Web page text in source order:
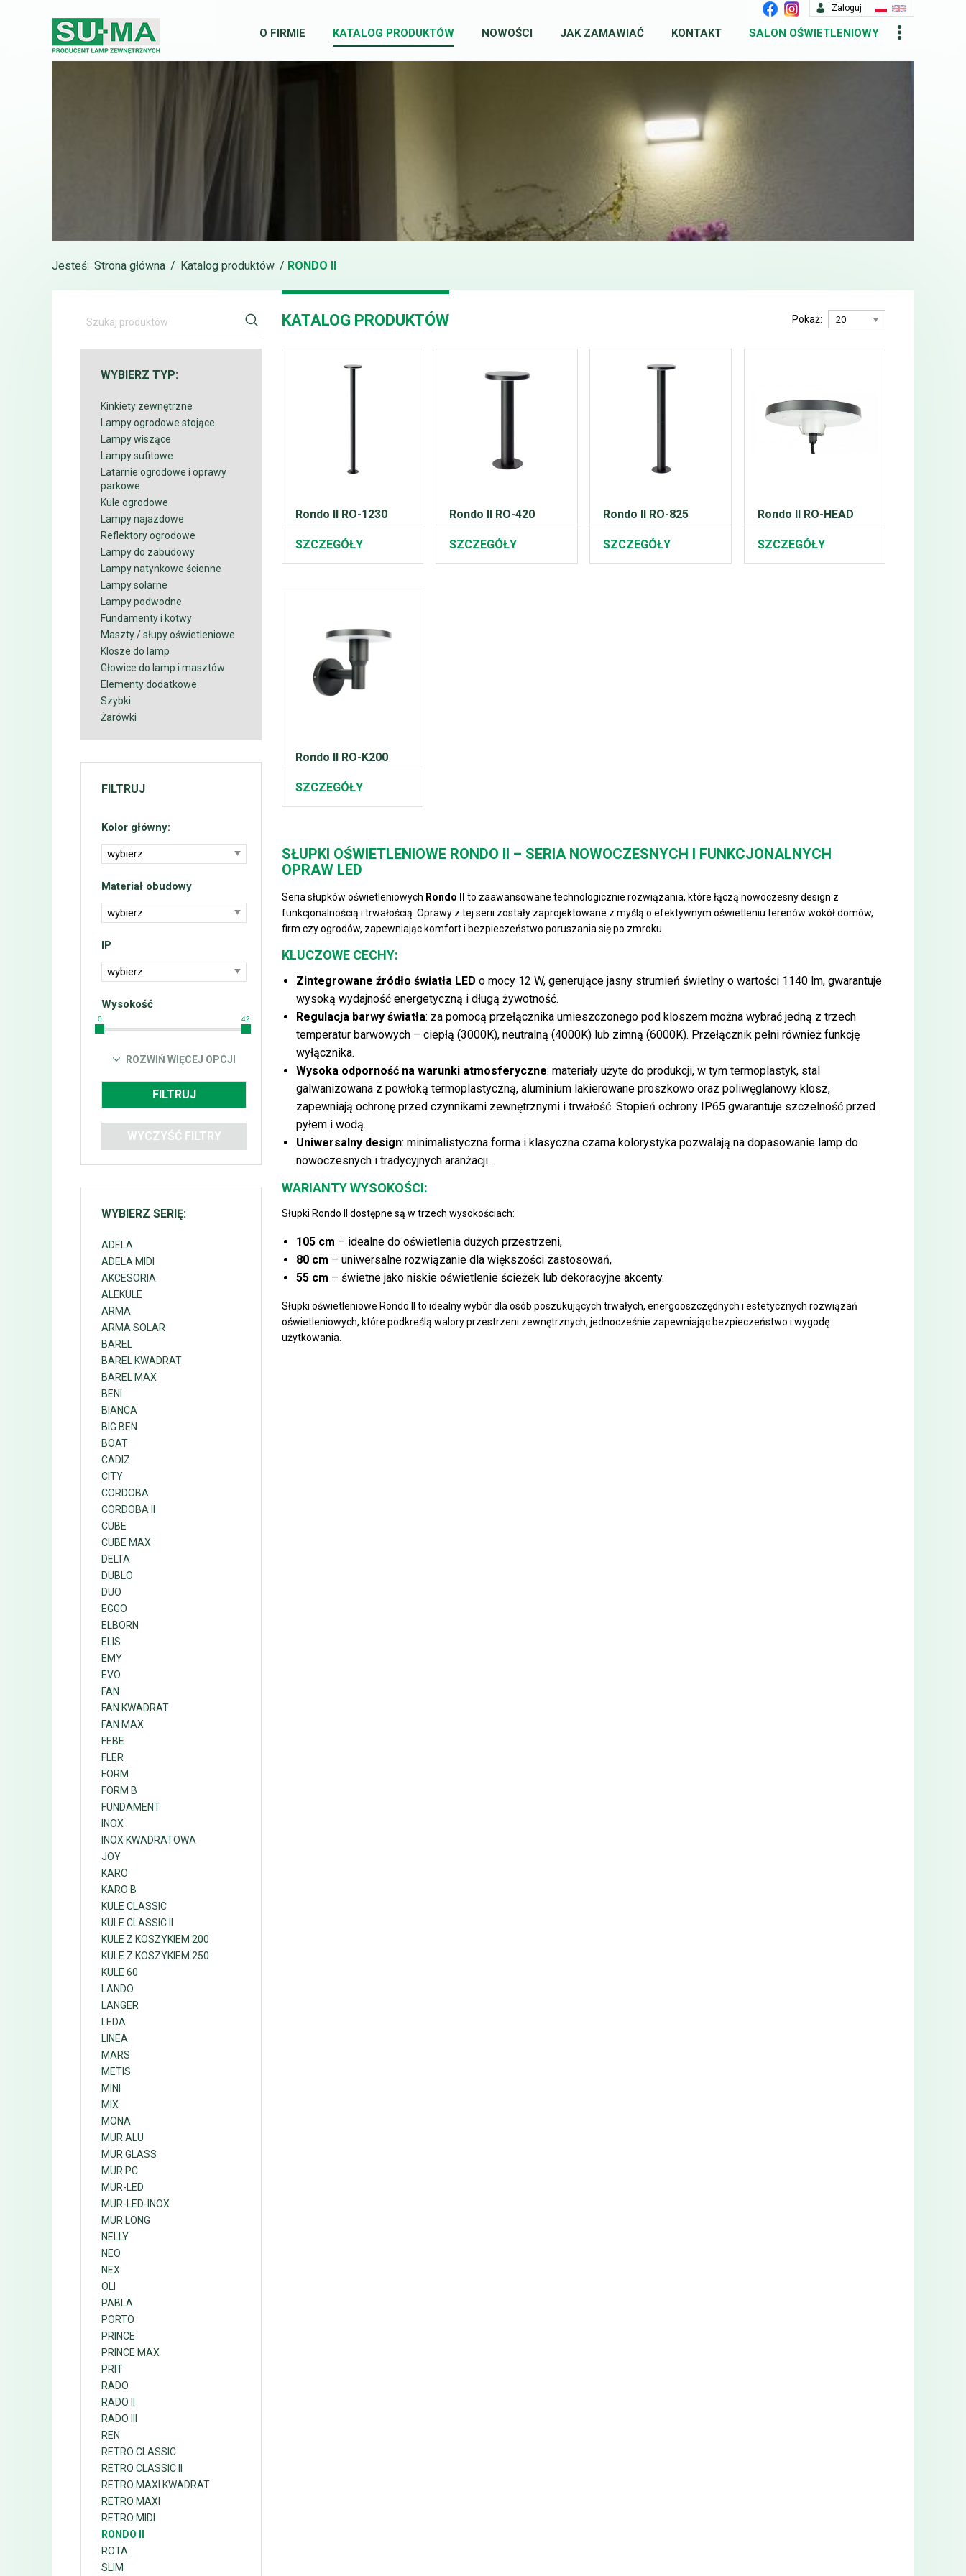
Zaloguj
O FIRMIE KATALOG PRODUKTÓW NOWOŚCI JAK ZAMAWIAĆ KONTAKT SALON OŚWIETLENIOWY
Jesteś: Strona główna / Katalog produktów / RONDO II
WYBIERZ TYP:
Kinkiety zewnętrzne
Lampy ogrodowe stojące
Lampy wiszące
Lampy sufitowe
Latarnie ogrodowe i oprawy
parkowe
Kule ogrodowe
Lampy najazdowe
Reflektory ogrodowe
Lampy do zabudowy
Lampy natynkowe ścienne
Lampy solarne
Lampy podwodne
Fundamenty i kotwy
Maszty / słupy oświetleniowe
Klosze do lamp
Głowice do lamp i masztów
Elementy dodatkowe
Szybki
Żarówki
FILTRUJ
Kolor główny:
wybierz
Materiał obudowy
wybierz
IP
wybierz
Wysokość
0 42
ROZWIŃ WIĘCEJ OPCJI
FILTRUJ
WYCZYŚĆ FILTRY
WYBIERZ SERIĘ:
ADELA
ADELA MIDI
AKCESORIA
ALEKULE
ARMA
ARMA SOLAR
BAREL
BAREL KWADRAT
BAREL MAX
BENI
BIANCA
BIG BEN
BOAT
CADIZ
CITY
CORDOBA
CORDOBA II
CUBE
CUBE MAX
DELTA
DUBLO
DUO
EGGO
ELBORN
ELIS
EMY
EVO
FAN
FAN KWADRAT
FAN MAX
FEBE
FLER
FORM
FORM B
FUNDAMENT
INOX
INOX KWADRATOWA
JOY
KARO
KARO B
KULE CLASSIC
KULE CLASSIC II
KULE Z KOSZYKIEM 200
KULE Z KOSZYKIEM 250
KULE 60
LANDO
LANGER
LEDA
LINEA
MARS
METIS
MINI
MIX
MONA
MUR ALU
MUR GLASS
MUR PC
MUR-LED
MUR-LED-INOX
MUR LONG
NELLY
NEO
NEX
OLI
PABLA
PORTO
PRINCE
PRINCE MAX
PRIT
RADO
RADO II
RADO III
REN
RETRO CLASSIC
RETRO CLASSIC II
RETRO MAXI KWADRAT
RETRO MAXI
RETRO MIDI
RONDO II
ROTA
SLIM
KATALOG PRODUKTÓW Pokaż:
Rondo II RO-1230
SZCZEGÓŁY
Rondo II RO-420
SZCZEGÓŁY
Rondo II RO-825
SZCZEGÓŁY
Rondo II RO-HEAD
SZCZEGÓŁY
Rondo II RO-K200
SZCZEGÓŁY
SŁUPKI OŚWIETLENIOWE RONDO II – SERIA NOWOCZESNYCH I FUNKCJONALNYCH
OPRAW LED
Seria słupków oświetleniowych Rondo II
to zaawansowane technologicznie rozwiązania, które łączą nowoczesny design z
funkcjonalnością i trwałością. Oprawy z tej serii zostały zaprojektowane z myślą o efektywnym oświetleniu terenów wokół domów,
firm czy ogrodów, zapewniając komfort i bezpieczeństwo poruszania się po zmroku.
KLUCZOWE CECHY:
Zintegrowane źródło światła LED o mocy 12 W, generujące jasny strumień świetlny o wartości 1140 lm, gwarantuje
wysoką wydajność energetyczną i długą żywotność.
Regulacja barwy światła: za pomocą przełącznika umieszczonego pod kloszem można wybrać jedną z trzech
temperatur barwowych – ciepłą (3000K), neutralną (4000K) lub zimną (6000K). Przełącznik pełni również funkcję
wyłącznika.
Wysoka odporność na warunki atmosferyczne: materiały użyte do produkcji, w tym termoplastyk, stal
galwanizowana z powłoką termoplastyczną, aluminium lakierowane proszkowo oraz poliwęglanowy klosz,
zapewniają ochronę przed czynnikami zewnętrznymi i trwałość. Stopień ochrony IP65 gwarantuje szczelność przed
pyłem i wodą.
Uniwersalny design: minimalistyczna forma i klasyczna czarna kolorystyka pozwalają na dopasowanie lamp do
nowoczesnych i tradycyjnych aranżacji.
WARIANTY WYSOKOŚCI:
Słupki Rondo II dostępne są w trzech wysokościach:
105 cm – idealne do oświetlenia dużych przestrzeni,
80 cm – uniwersalne rozwiązanie dla większości zastosowań,
55 cm – świetne jako niskie oświetlenie ścieżek lub dekoracyjne akcenty.
Słupki oświetleniowe Rondo II to idealny wybór dla osób poszukujących trwałych, energooszczędnych i estetycznych rozwiązań
oświetleniowych, które podkreślą walory przestrzeni zewnętrznych, jednocześnie zapewniając bezpieczeństwo i wygodę
użytkowania.